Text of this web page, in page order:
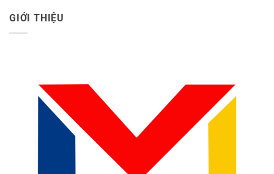
GIỚI THIỆU